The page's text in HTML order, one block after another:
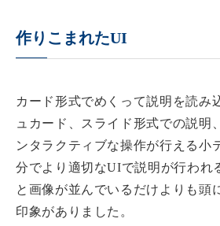
作りこまれたUI
カード形式でめくって説明を読み
ュカード、スライド形式での説明
ンタラクティブな操作が行える小
分でより適切なUIで説明が行われ
と画像が並んでいるだけよりも頭
印象がありました。